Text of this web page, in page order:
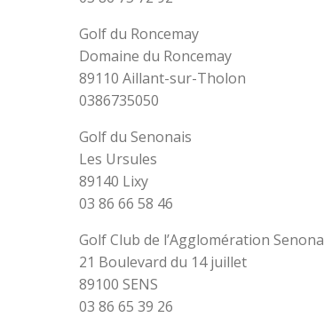
Golf du Roncemay
Domaine du Roncemay
89110 Aillant-sur-Tholon
0386735050
Golf du Senonais
Les Ursules
89140 Lixy
03 86 66 58 46
Golf Club de l’Agglomération
21 Boulevard du 14 juillet
89100 SENS
03 86 65 39 26